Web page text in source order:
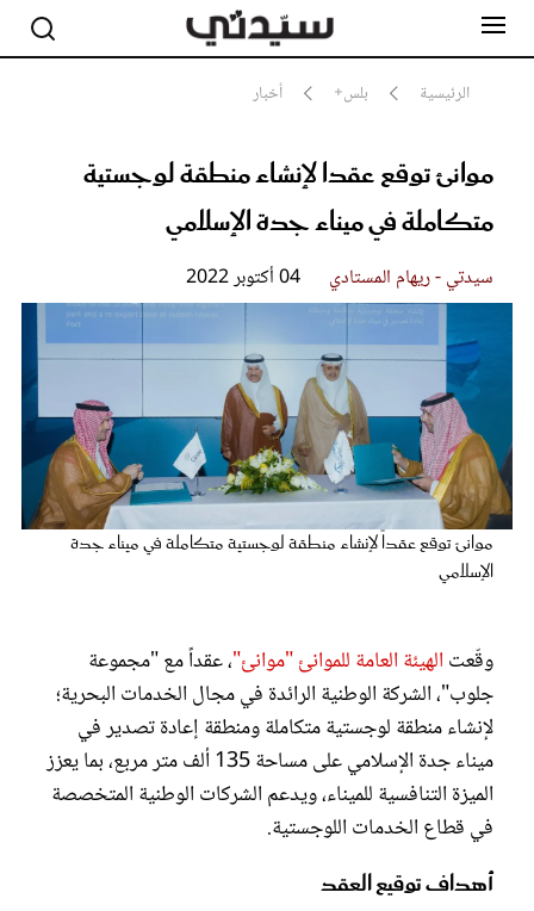
الرئيسية بلس+ أخبار
موانئ توقع عقدا لإنشاء منطقة لوجستية
متكاملة في ميناء جدة الإسلامي
سيدتي - ريهام المستادي 04 أكتوبر 2022
موانئ توقع عقداً لإنشاء منطقة لوجستية متكاملة في ميناء جدة
الإسلامي
وقّعت الهيئة العامة للموانئ "موانئ"، عقداً مع "مجموعة
جلوب"، الشركة الوطنية الرائدة في مجال الخدمات البحرية؛
لإنشاء منطقة لوجستية متكاملة ومنطقة إعادة تصدير في
ميناء جدة الإسلامي على مساحة 135 ألف متر مربع، بما يعزز
الميزة التنافسية للميناء، ويدعم الشركات الوطنية المتخصصة
في قطاع الخدمات اللوجستية.
أهداف توقيع العقد
مشاهير
جمال
سيدتي وطفلك
لايف ستايل
فيديو
مطبخ سيدتي
مقالات الرأي
ستايل
تقارير
عروس سيدتي